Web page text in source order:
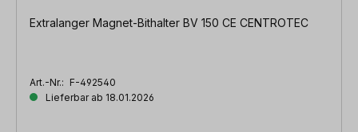
Extralanger Magnet-Bithalter BV 150 CE CENTROTEC
Art.-Nr.: F-492540
Lieferbar ab 18.01.2026